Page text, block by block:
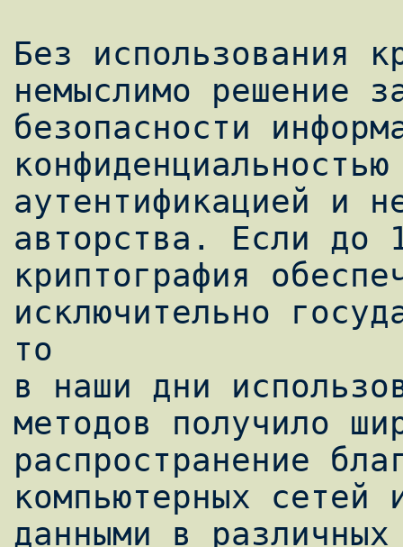
Без использования
немыслимо решение
безопасности
аутентификацией и
авторства. Если до
криптография
исключительно
то
в наши дни
методов получило
распространение
компьютерных сетей
данными в